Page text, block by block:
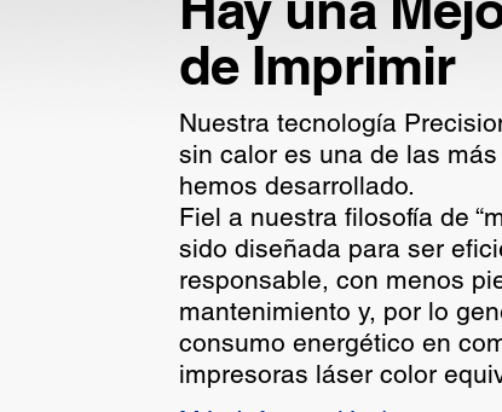
de Imprimir
Nuestra tecnología
sin calor es una de las
hemos desarrollado.
Fiel a nuestra filosofía de
sido diseñada para ser
responsable, con menos
mantenimiento y, por lo
consumo energético en
impresoras láser color